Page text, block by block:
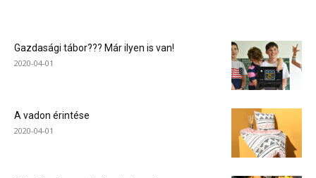
Gazdasági tábor??? Már ilyen is van!
2020-04-01
A vadon érintése
2020-04-01